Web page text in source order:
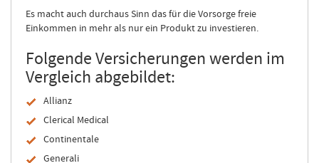
Es macht auch durchaus Sinn das für die Vorsorge freie
Einkommen in mehr als nur ein Produkt zu investieren.
Folgende Versicherungen werden im
Vergleich abgebildet:
Allianz
Clerical Medical
Continentale
Generali